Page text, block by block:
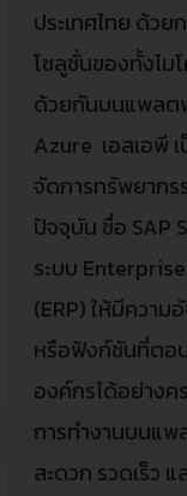
ประเทศไทย ด้ว
โซลูชั่นของทั้งไม
ด้วยกันบนแพลต
Azure เอสเอพี
จัดการทรัพยาก
ปัจจุบัน ชื่อ SAP
ระบบ
(ERP) ให้มีความ
หรือฟังก์ชันที่ตอ
องค์กรได้อย่าง
การทำงานบนแ
สะดวก รวดเร็ว